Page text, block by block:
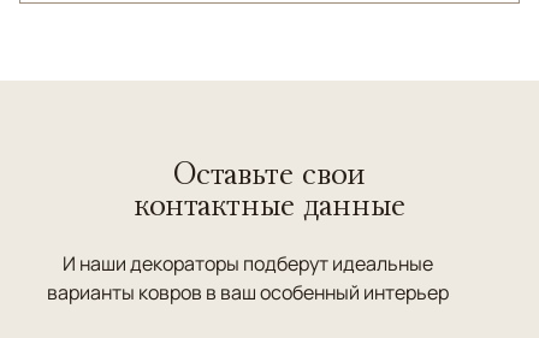
Оставьте свои
контактные данные
И наши декораторы подберут идеальные
варианты ковров в ваш особенный интерьер